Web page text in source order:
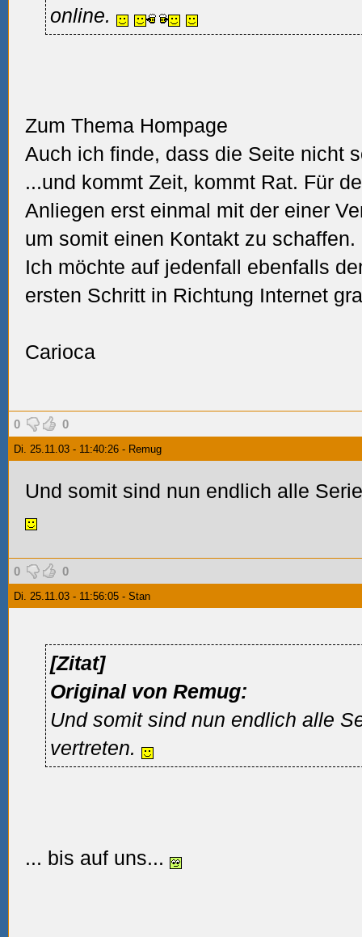
online.
Zum Thema Hompage
Auch ich finde, dass die Seite nicht
...und kommt Zeit, kommt Rat. Für
Anliegen erst einmal mit der einer
um somit einen Kontakt zu schaffen.
Ich möchte auf jedenfall ebenfalls
ersten Schritt in Richtung Internet
Carioca
0 0
Di. 25.11.03 - 11:40:26 - Remug
Und somit sind nun endlich alle
0 0
Di. 25.11.03 - 11:56:05 - Stan
[Zitat]
Original von Remug:
Und somit sind nun endlich alle
vertreten.
... bis auf uns...